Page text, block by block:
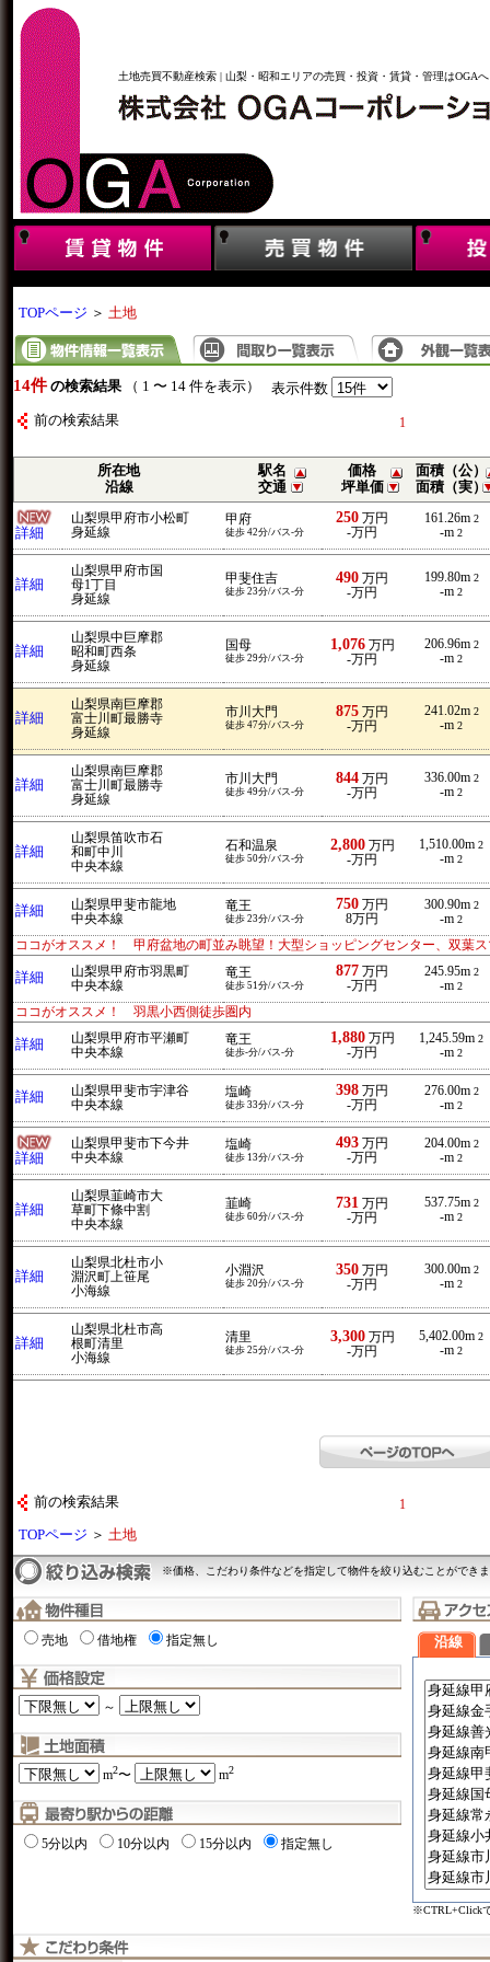
土地売買不動産検索 | 山梨・昭和エリアの売買・投資・賃貸・管理はOGAへ
TOPページ ＞ 土地
14件 の検索結果 （ 1 〜 14 件を表示） 表示件数
前の検索結果 1
所在地
沿線
駅名
交通
価格
坪単価
面積（公）
面積（実）
詳細
山梨県甲府市小松町
身延線
甲府
徒歩 42分/バス-分
250 万円
-万円
161.26m 2
-m 2
詳細
山梨県甲府市国
母1丁目
身延線
甲斐住吉
徒歩 23分/バス-分
490 万円
-万円
199.80m 2
-m 2
詳細
山梨県中巨摩郡
昭和町西条
身延線
国母
徒歩 29分/バス-分
1,076万円
-万円
206.96m 2
-m 2
詳細
山梨県南巨摩郡
富士川町最勝寺
身延線
市川大門
徒歩 47分/バス-分
875 万円
-万円
241.02m 2
-m 2
詳細
山梨県南巨摩郡
富士川町最勝寺
身延線
市川大門
徒歩 49分/バス-分
844 万円
-万円
336.00m 2
-m 2
詳細
山梨県笛吹市石
和町中川
中央本線
石和温泉
徒歩 50分/バス-分
2,800万円
-万円
1,510.00m 2
-m 2
詳細
山梨県甲斐市龍地
中央本線
竜王
徒歩 23分/バス-分
750 万円
8万円
300.90m 2
-m 2
ココがオススメ！ 甲府盆地の町並み眺望！大型ショッピングセンター、双葉
詳細
山梨県甲府市羽黒町
中央本線
竜王
徒歩 51分/バス-分
877 万円
-万円
245.95m 2
-m 2
ココがオススメ！ 羽黒小西側徒歩圏内
詳細
山梨県甲府市平瀬町
中央本線
竜王
徒歩-分/バス-分
1,880万円
-万円
1,245.59m 2
-m 2
詳細
山梨県甲斐市宇津谷
中央本線
塩崎
徒歩 33分/バス-分
398 万円
-万円
276.00m 2
-m 2
詳細
山梨県甲斐市下今井
中央本線
塩崎
徒歩 13分/バス-分
493 万円
-万円
204.00m 2
-m 2
詳細
山梨県韮崎市大
草町下條中割
中央本線
韮崎
徒歩 60分/バス-分
731 万円
-万円
537.75m 2
-m 2
詳細
山梨県北杜市小
淵沢町上笹尾
小海線
小淵沢
徒歩 20分/バス-分
350 万円
-万円
300.00m 2
-m 2
詳細
山梨県北杜市高
根町清里
小海線
清里
徒歩 25分/バス-分
3,300万円
-万円
5,402.00m 2
-m 2
前の検索結果 1
TOPページ ＞ 土地
※価格、こだわり条件などを指定して物件を絞り込むことができ
売地 借地権 指定無し
～
m2〜 m2
5分以内 10分以内 15分以内 指定無し
沿線
※CTRL+Click